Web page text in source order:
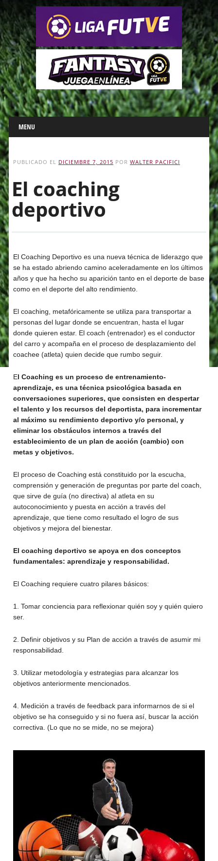
Main menu
Skip
to
content
MENU
PUBLICADO EL DICIEMBRE 7, 2015 POR WALTER PACIFICI
El coaching
deportivo
El Coaching Deportivo es una nueva técnica de liderazgo que
se ha estado abriendo camino aceleradamente en los últimos
años y que ha hecho su aparición tanto en el deporte de base
como en el deporte del alto rendimiento.
El coaching, metafóricamente se utiliza para transportar a
personas del lugar donde se encuentran, hasta el lugar
donde quieren estar. El coach (entrenador) es el conductor
del carro y acompaña en el proceso de desplazamiento del
coachee (atleta) quien decide que rumbo seguir.
El Coaching es un proceso de entrenamiento-
aprendizaje, es una técnica psicológica basada en
conversaciones superiores, que consisten en despertar
el talento y los recursos del deportista, para incrementar
al máximo su rendimiento deportivo y/o personal, y
eliminar los obstáculos internos a través del
establecimiento de un plan de acción (cambio) con
metas y objetivos.
El proceso de Coaching está constituido por la escucha,
comprensión y generación de preguntas por parte del coach,
que sirve de guía (no directiva) al atleta en su
autoconocimiento y puesta en acción a través del
aprendizaje, que tiene como resultado el logro de sus
objetivos y mejora del bienestar.
El coaching deportivo se apoya en dos conceptos
fundamentales: aprendizaje y responsabilidad.
El Coaching requiere cuatro pilares básicos:
1. Tomar conciencia para reflexionar quién soy y quién quiero
ser.
2. Definir objetivos y su Plan de acción a través de asumir mi
responsabilidad.
3. Utilizar metodología y estrategias para alcanzar los
objetivos anteriormente mencionados.
4. Medición a través de feedback para informarnos de si el
objetivo se ha conseguido y si no fuera así, buscar la acción
correctiva. (Lo que no se mide, no se mejora)